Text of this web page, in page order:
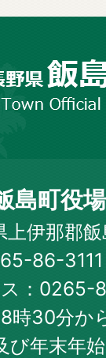
島町役場
伊那郡
86-
ス：0265-
時30分か
び年末年